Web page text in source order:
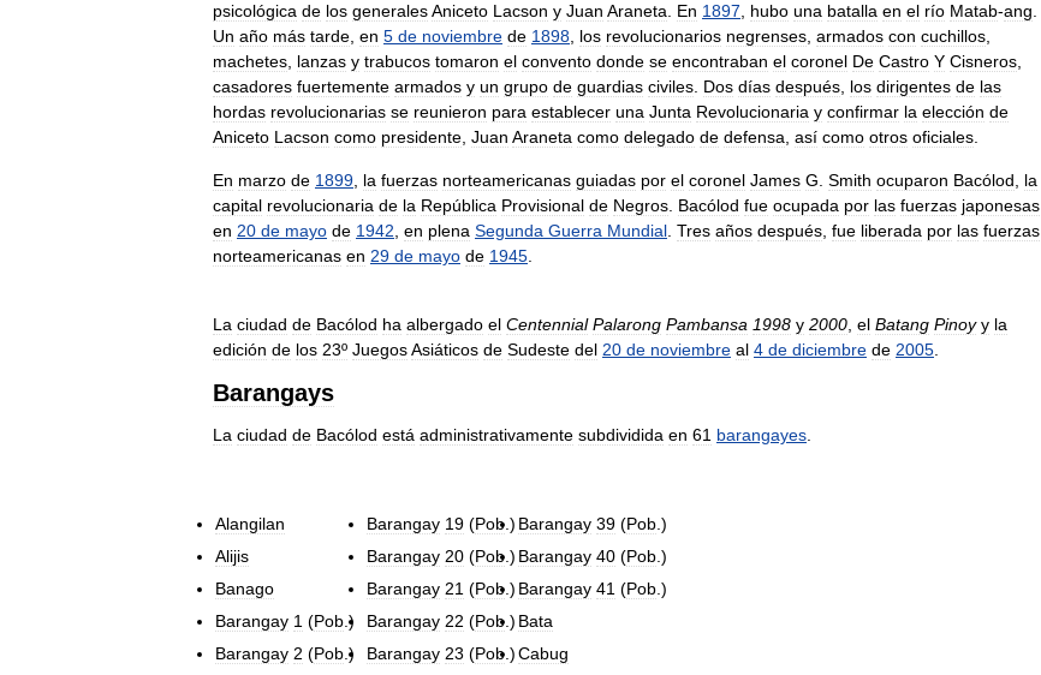
psicológica de los generalesAniceto Lacson y Juan Araneta En 1897 hubo una batalla en el río Matab-ang
Un año más tarde en 5 de noviembre de 1898 los revolucionarios negrenses armados con cuchillos
machetes lanzas y trabucos tomaron el convento donde se encontraban el coronel De Castro Y Cisneros
casadores fuertemente armados y un grupo de guardias civiles Dos días después los dirigentes de las
hordas revolucionarias se reunieron para establecer una Junta Revolucionaria y confirmar la elección de
Aniceto Lacson como presidente Juan Araneta como delegado de defensa así como otros oficiales
En marzo de 1899 la fuerzas norteamericanas guiadas por el coronel James G Smith ocuparon Bacólod
la
capital revolucionaria de la República Provisional de Negros Bacólod fue ocupada por las fuerzas japonesas
en 20 de mayo de 1942 en plena Segunda Guerra Mundial Tres años después fue liberada por las fuerzas
norteamericanas en 29 de mayo de 1945
La ciudad de Bacólod ha albergado el Centennial Palarong Pambansa 1998 y 2000 el Batang Pinoy y la
edición de los 23º JuegosAsiáticos de Sudeste del 20 de noviembre al 4 de diciembre de 2005
Barangays
La ciudad de Bacólod está administrativamente subdividida en 61 barangayes
Alangilan
Alijis
Banago
Barangay 1 (Pob .)
Barangay 2 (Pob .)
Barangay 19 (Pob .)
Barangay 20 (Pob .)
Barangay 21 (Pob .)
Barangay 22 (Pob .)
Barangay 23 (Pob .)
Barangay 39 (Pob .)
Barangay 40 (Pob .)
Barangay 41 (Pob .)
Bata
Cabug